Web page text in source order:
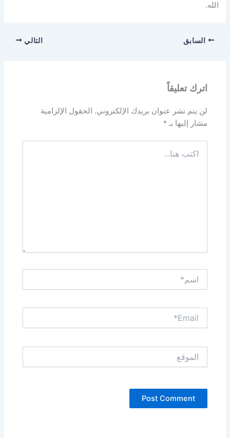
الله.
السابق التالي
اترك تعليقاً
لن يتم نشر عنوان بريدك الإلكتروني. الحقول الإلزامية
مشار إليها بـ*
هنا...